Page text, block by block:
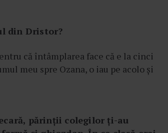
din Dristor?
că întâmplarea face că e la cinci
meu spre Ozana, o iau pe acolo și
părinții colegilor ți-au